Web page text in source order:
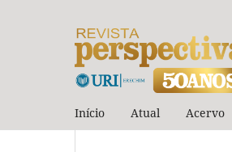
Início Atual Acervo